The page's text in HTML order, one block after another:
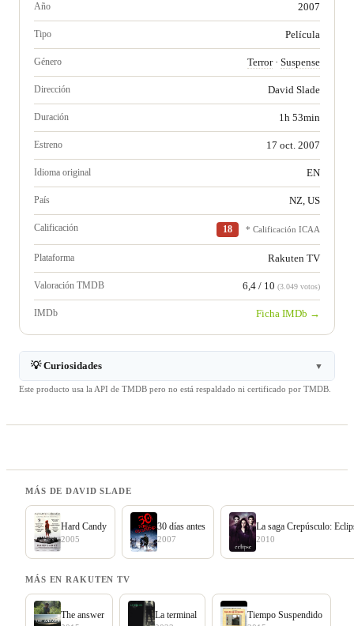
Año 2007
Tipo Película
Género Terror · Suspense
Dirección David Slade
Duración 1h 53min
Estreno 17 oct. 2007
Idioma original EN
País NZ, US
Calificación 18 * Calificación ICAA
Plataforma Rakuten TV
Valoración TMDB 6,4 / 10 (3.049 votos)
IMDb Ficha IMDb →
💡 Curiosidades ▼
Este producto usa la API de TMDB pero no está respaldado ni certificado por TMDB.
MÁS DE DAVID SLADE
Hard Candy
2005
30 días antes
2007
La saga Crepúsculo:
2010
MÁS EN RAKUTEN TV
The answer La terminal Tiempo Suspendido